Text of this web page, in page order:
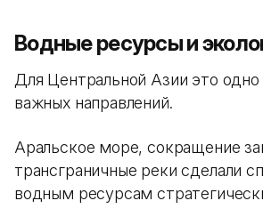
Водные ресурсы и
Для Центральной Азии это
важных направлений.
Аральское море, сокращение
трансграничные реки сделали
водным ресурсам